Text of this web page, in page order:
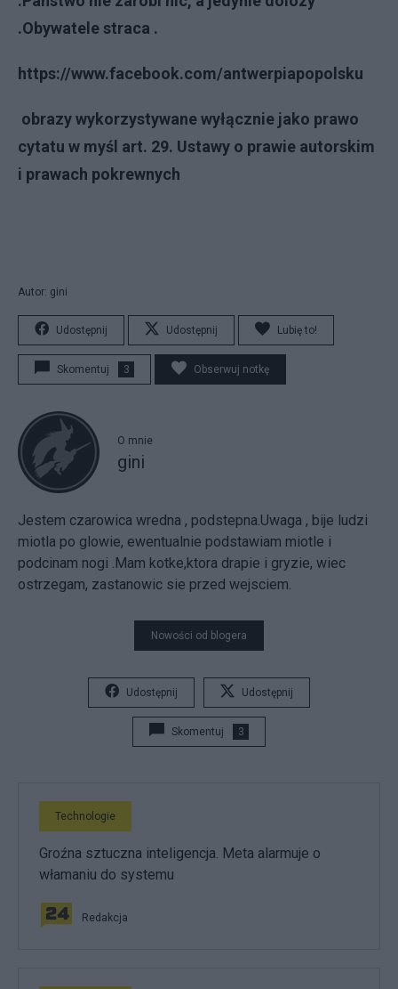
.Obywatele straca .
https://www.facebook.com/antwerpiapopolsku
obrazy wykorzystywane wyłącznie jako prawo
cytatu w myśl art. 29. Ustawy o prawie autorskim
i prawach pokrewnych
Autor: gini
Udostępnij Udostępnij Lubię to!
Skomentuj 3 Obserwuj notkę
O mnie
gini
Jestem czarowica wredna , podstepna.Uwaga , bije ludzi
miotla po glowie, ewentualnie podstawiam miotle i
podcinam nogi .Mam kotke,ktora drapie i gryzie, wiec
ostrzegam, zastanowic sie przed wejsciem.
Nowości od blogera
Udostępnij Udostępnij
Skomentuj 3
Technologie
Groźna sztuczna inteligencja. Meta alarmuje o
włamaniu do systemu
Redakcja